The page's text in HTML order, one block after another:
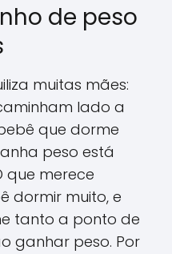
de peso
muitas mães:
lado a
que dorme
peso está
que merece
dormir muito, e
tanto a ponto de
ganhar peso. Por